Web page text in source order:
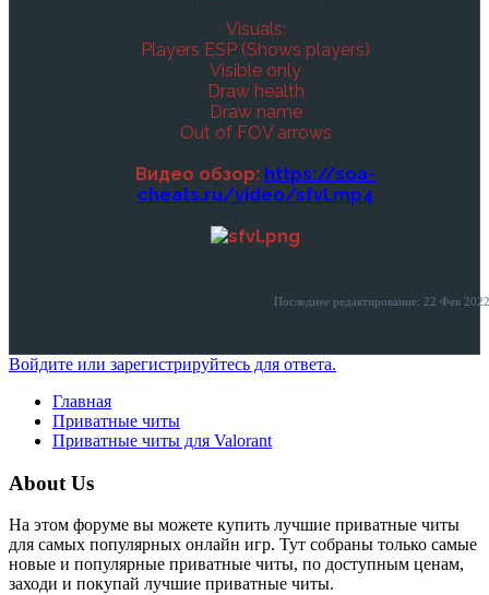
Visuals:
Players ESP (Shows players)
Visible only
Draw health
Draw name
Out of FOV arrows
Видео обзор: https://soa-
cheats.ru/video/sfvl.mp4
Последнее редактирование: 22 Фев 2022
Войдите или зарегистрируйтесь для ответа.
Главная
Приватные читы
Приватные читы для Valorant
About Us
На этом форуме вы можете купить лучшие приватные читы
для самых популярных онлайн игр. Тут собраны только самые
новые и популярные приватные читы, по доступным ценам,
заходи и покупай лучшие приватные читы.